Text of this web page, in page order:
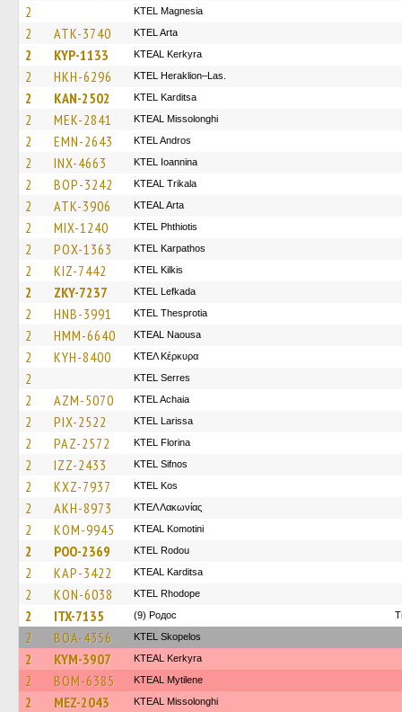
2 ΚΤΕL Magnesia
2 ATK-3740 KTEL Arta
2 KYP-1133 KTEAL Kerkyra
2 HKH-6296 KTEL Heraklion–Las.
2 KAN-2502 ΚΤΕL Karditsa
2 MEK-2841 KTEAL Missolonghi
2 EMN-2643 KTEL Andros
2 INX-4663 KTEL Ioannina
2 BOP-3242 KTEAL Trikala
2 ATK-3906 KTEAL Arta
2 MIX-1240 ΚΤΕL Phthiotis
2 POX-1363 ΚΤΕL Karpathos
2 KIZ-7442 KTEL Kilkis
2 ZKY-7237 KTEL Lefkada
2 HNB-3991 KTEL Thesprotia
2 HMM-6640 KTEAL Naousa
2 KYH-8400 ΚΤΕΛ Κέρκυρα
2 KTEL Serres
2 AZM-5070 KTEL Achaia
2 PIX-2522 KTEL Larissa
2 PAZ-2572 KTEL Florina
2 IZZ-2433 KTEL Sifnos
2 KXZ-7937 KTEL Kos
2 AKH-8973 ΚΤΕΛ Λακωνίας
2 KOM-9945 KTEAL Komotini
2 POO-2369 ΚΤΕL Rodou
2 KAP-3422 KTEAL Karditsa
2 KON-6038 KTEL Rhodope
2 ITX-7135 (9) Родос
2 BOA-4356 KTEL Skopelos
2 KYM-3907 KTEAL Kerkyra
2 BOM-6385 KTEAL Mytilene
2 MEZ-2043 KTEAL Missolonghi